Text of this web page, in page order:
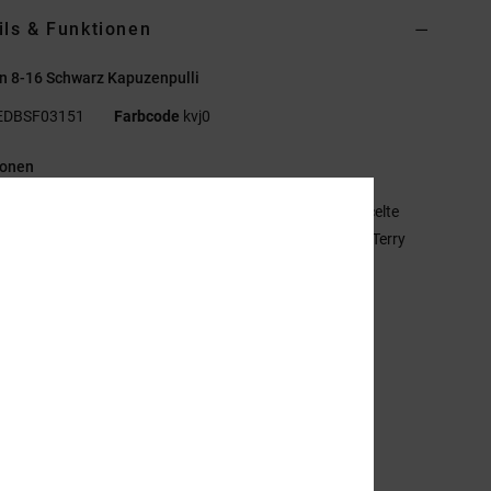
& Funktionen
8-16 Schwarz Kapuzenpulli
Farbcode kvj0
55 % Baumwolle, 25 % recycelte
20 % recyceltes Polyester, veloursartiger French Terry